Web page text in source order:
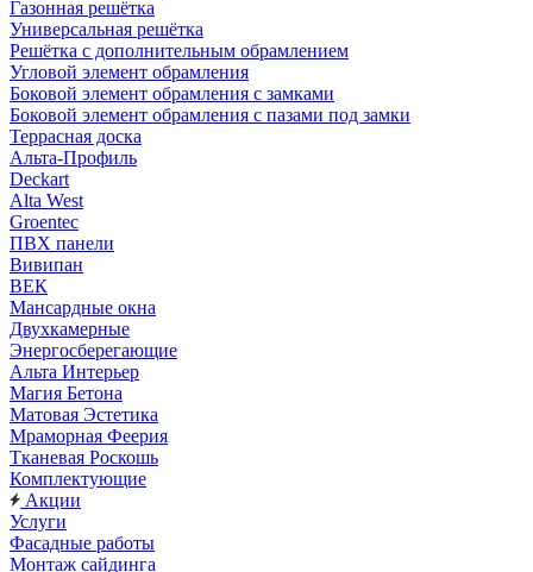
Газонная решётка
Универсальная решётка
Решётка с дополнительным обрамлением
Угловой элемент обрамления
Боковой элемент обрамления с замками
Боковой элемент обрамления с пазами под замки
Террасная доска
Альта-Профиль
Deckart
Alta West
Groentec
ПВХ панели
Вивипан
ВЕК
Мансардные окна
Двухкамерные
Энергосберегающие
Альта Интерьер
Магия Бетона
Матовая Эстетика
Мраморная Феерия
Тканевая Роскошь
Комплектующие
Акции
Услуги
Фасадные работы
Монтаж сайдинга